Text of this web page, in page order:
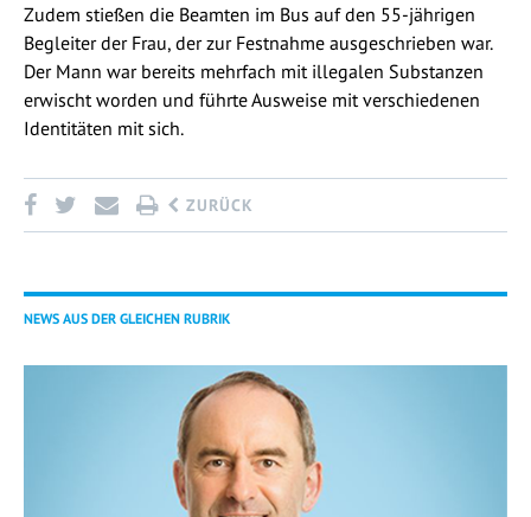
Zudem stießen die Beamten im Bus auf den 55-jährigen
Begleiter der Frau, der zur Festnahme ausgeschrieben war.
Der Mann war bereits mehrfach mit illegalen Substanzen
erwischt worden und führte Ausweise mit verschiedenen
Identitäten mit sich.
ZURÜCK
NEWS AUS DER GLEICHEN RUBRIK